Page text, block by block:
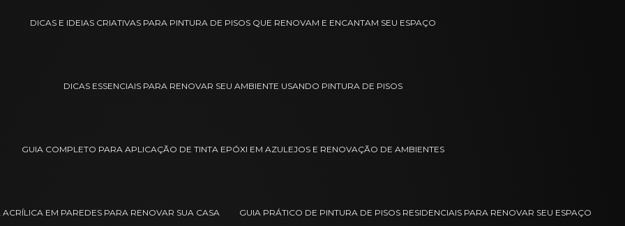
DICAS E IDEIAS CRIATIVAS PARA PINTURA DE PISOS QUE RENOVAM E ENCANTAM SEU ESPAÇO
DICAS ESSENCIAIS PARA RENOVAR SEU AMBIENTE USANDO PINTURA DE PISOS
GUIA COMPLETO PARA APLICAÇÃO DE TINTA EPÓXI EM AZULEJOS E RENOVAÇÃO DE AMBIENTES
EM PAREDES PARA RENOVAR SUA CASA GUIA PRÁTICO DE PINTURA DE PISOS RESIDENCIAIS PARA RENOVAR SEU ESPAÇO